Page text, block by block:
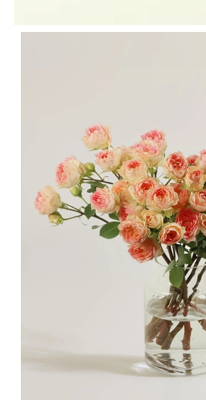
떡잎
장미 가장 겉에 있는 '떡잎' 은
꽃잎을 감싸고 화방 부분을 보호하는 포장
떡잎의 색감이 중심부의 꽃
사기도 하지만 꼭 필요한 부분이예요.
줄기에 가시가 있는 장미 특성상, 수확 과정과
리 부딪치며 꽃잎에 상처가 날 수 있습니다. 이
않도록, 꽃잎을 감싸 장미를 보호하고있어요.